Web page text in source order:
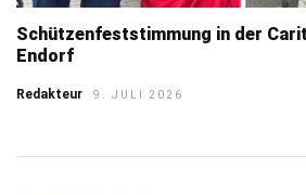
Schützenfeststimmung in der
Endorf
Redakteur 9. JULI 2026